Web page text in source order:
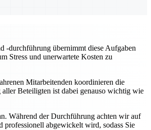
-durchführung übernimmt diese Aufgaben
Stress und unerwartete Kosten zu
Mitarbeitenden koordinieren die
Beteiligten ist dabei genauso wichtig wie
Während der Durchführung achten wir auf
professionell abgewickelt wird, sodass Sie